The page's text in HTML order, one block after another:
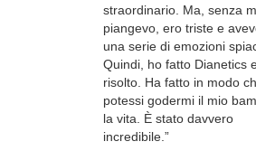
straordinario. Ma, senza
piangevo, ero triste e
una serie di emozioni
Quindi, ho fatto Dianetics
risolto. Ha fatto in modo
potessi godermi il mio
la vita. È stato davvero
incredibile.”